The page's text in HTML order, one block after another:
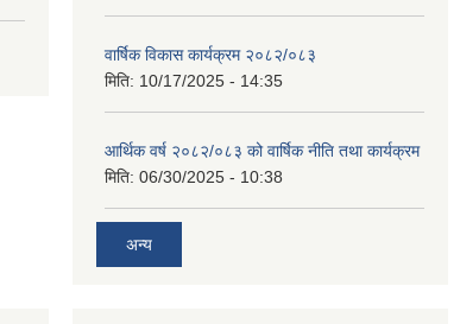
वार्षिक विकास कार्यक्रम २०८२/०८३
मिति: 10/17/2025 - 14:35
आर्थिक वर्ष २०८२/०८३ को वार्षिक नीति तथा कार्यक्रम
मिति: 06/30/2025 - 10:38
अन्य